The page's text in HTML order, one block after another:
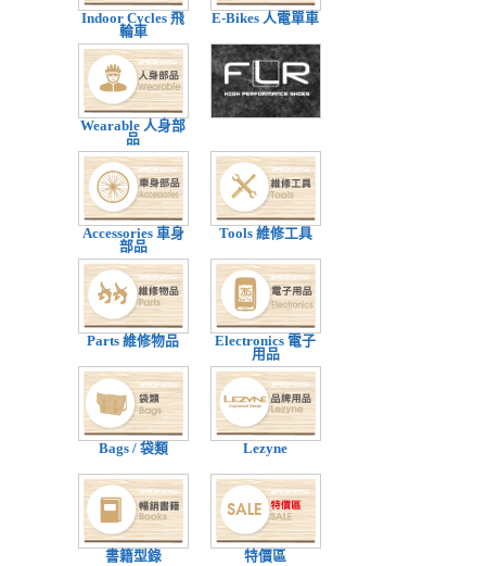
Indoor Cycles 飛
輪車
E-Bikes 人電單車
Wearable 人身部
品
Accessories 車身
部品
Tools 維修工具
Parts 維修物品
Electronics 電子
用品
Bags / 袋類 Lezyne
書籍型錄 特價區